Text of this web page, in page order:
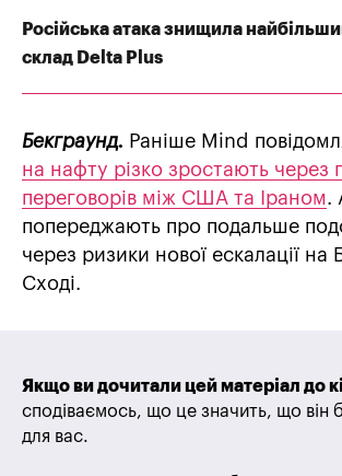
Російська атака знищила
склад Delta Plus
Бекграунд. Раніше Mind
на нафту різко зростають через
переговорів між США та Іраном.
попереджають про подальше
через ризики нової ескалації на
Сході.
Якщо ви дочитали цей матеріал до
сподіваємось, що це значить, що він
для вас.